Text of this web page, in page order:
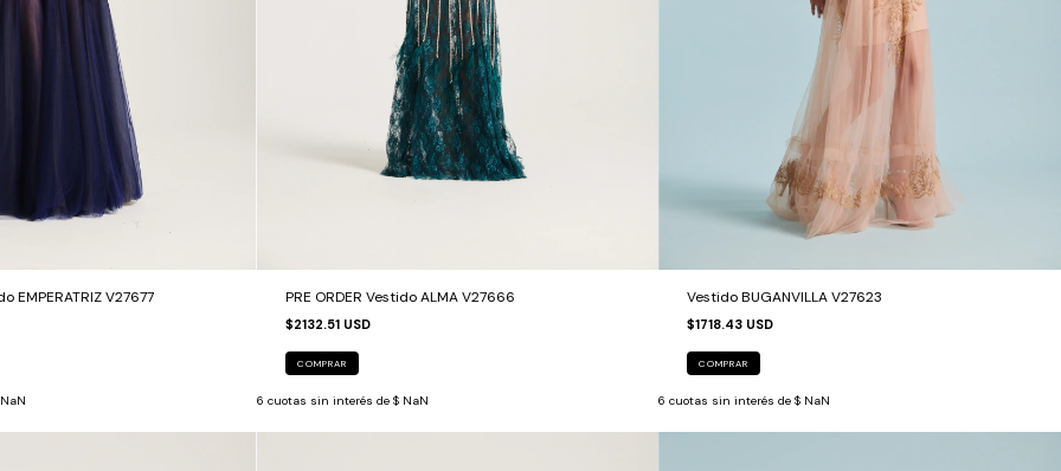
EMPERATRIZ V27677 PRE ORDER Vestido ALMA V27666
$2132.51 USD
COMPRAR
6 cuotas sin interés de $ NaN
Vestido BUGANVILLA V27623
$1718.43 USD
COMPRAR
6 cuotas sin interés de$ NaN